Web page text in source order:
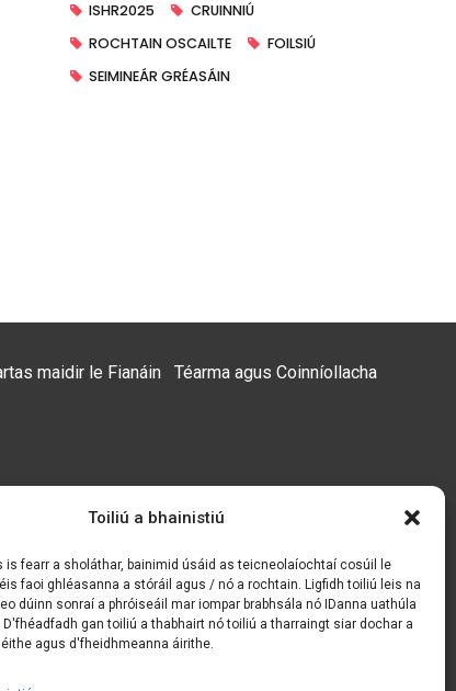
Toiliú a bhainistiú
is fearr a sholáthar, bainimid úsáid as teicneolaíochtaí cosúil le
faoi ghléasanna a stóráil agus / nó a rochtain. Ligfidh toiliú leis na
dúinn sonraí a phróiseáil mar iompar brabhsála nó IDanna uathúla
gan toiliú a thabhairt nó toiliú a tharraingt siar dochar a
agus d'fheidhmeanna áirithe.
ISHR2025
CRUINNIÚ
ROCHTAIN OSCAILTE
FOILSIÚ
SEIMINEÁR GRÉASÁIN
maidir le Fianáin Téarma agus Coinníollacha